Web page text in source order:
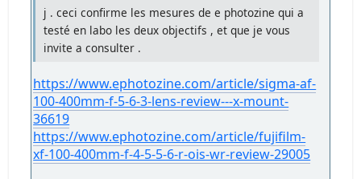
j . ceci confirme les mesures de e photozine qui a
testé en labo les deux objectifs , et que je vous
invite a consulter .
https://www.ephotozine.com/article/sigma-af-
100-400mm-f-5-6-3-lens-review---x-mount-
36619
https://www.ephotozine.com/article/fujifilm-
xf-100-400mm-f-4-5-5-6-r-ois-wr-review-29005